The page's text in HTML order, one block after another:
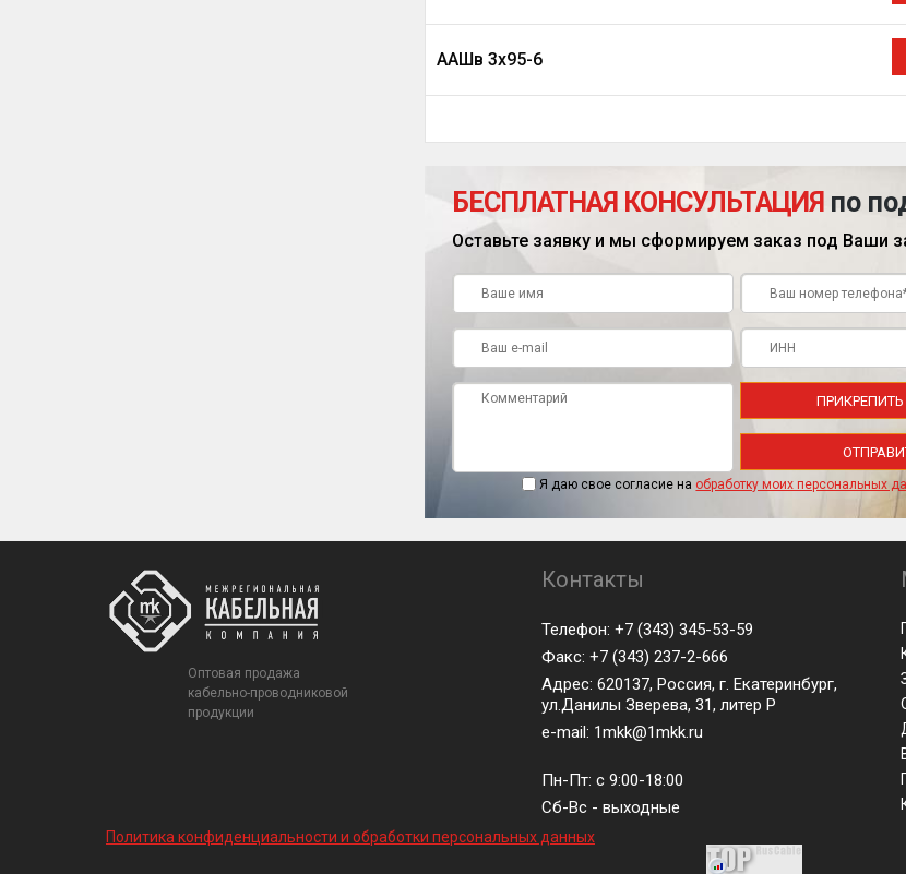
ААШв 3х95-6
БЕСПЛАТНАЯ КОНСУЛЬТАЦИЯ по
Оставьте заявку и мы сформируем заказ под Ваши
Я даю свое согласие на обработку моих персональных
Оптовая продажа
кабельно-проводниковой
продукции
Контакты
Телефон: +7 (343) 345-53-59
Факс: +7 (343) 237-2-666
Адрес: 620137, Россия, г. Екатеринбург,
ул.Данилы Зверева, 31, литер Р
e-mail: 1mkk@1mkk.ru
Пн-Пт: с 9:00-18:00
Сб-Вс - выходные
Политика конфиденциальности и обработки персональных данных